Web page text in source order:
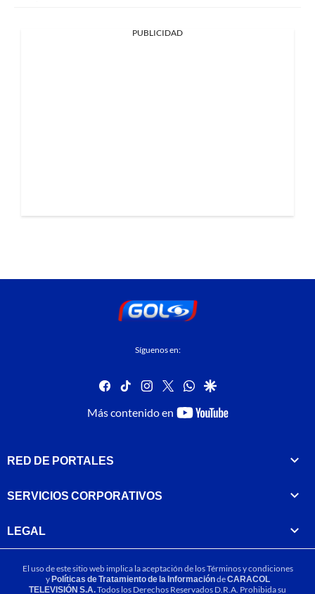
PUBLICIDAD
Síguenos en:
facebook
tiktok instagram
twitterwhatsapp
google
Más contenido en
youtube-
RED DE PORTALES
SERVICIOS CORPORATIVOS
LEGAL
El uso de este sitio web implica la aceptación de losTérminos y condiciones
yPolíticas de Tratamiento de la InformacióndeCARACOL
TELEVISIÓN S.A.Todos los Derechos Reservados D.R.A. Prohibida su